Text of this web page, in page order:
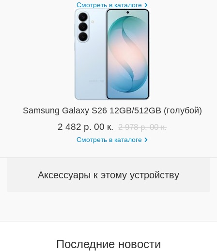
Смотреть в каталоге
Samsung Galaxy S26 12GB/512GB (голубой)
2 482 р. 00 к. 2 978 р. 00 к.
Смотреть в каталоге
Аксессуары к этому устройству
Последние новости